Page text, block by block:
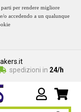
per rendere migliore
o accedendo a un qualunque
spedizioni in 24/h